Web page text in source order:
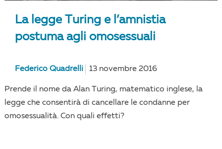
La legge Turing e l’amnistia
postuma agli omosessuali
Federico Quadrelli 13 novembre 2016
Prende il nome da Alan Turing, matematico inglese, la
legge che consentirà di cancellare le condanne per
omosessualità. Con quali effetti?